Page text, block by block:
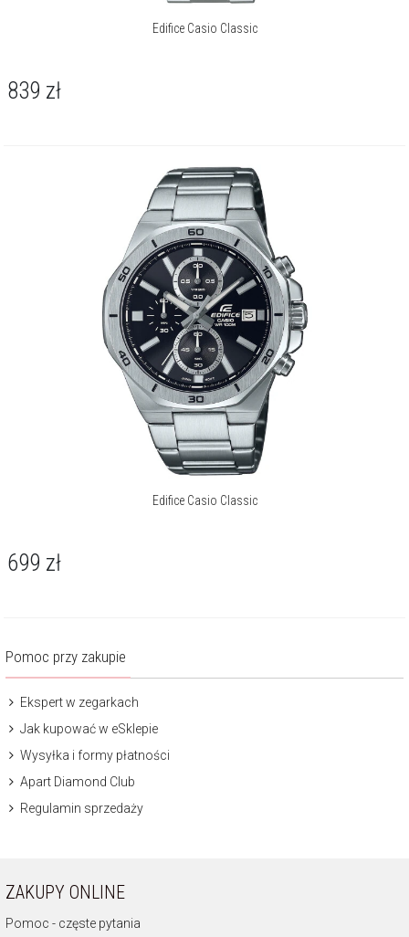
Edifice Casio Classic
839 zł
Edifice Casio Classic
699 zł
Pomoc przy zakupie
Ekspert w zegarkach
Jak kupować w eSklepie
Wysyłka i formy płatności
Apart Diamond Club
Regulamin sprzedaży
ZAKUPY ONLINE
Pomoc - częste pytania